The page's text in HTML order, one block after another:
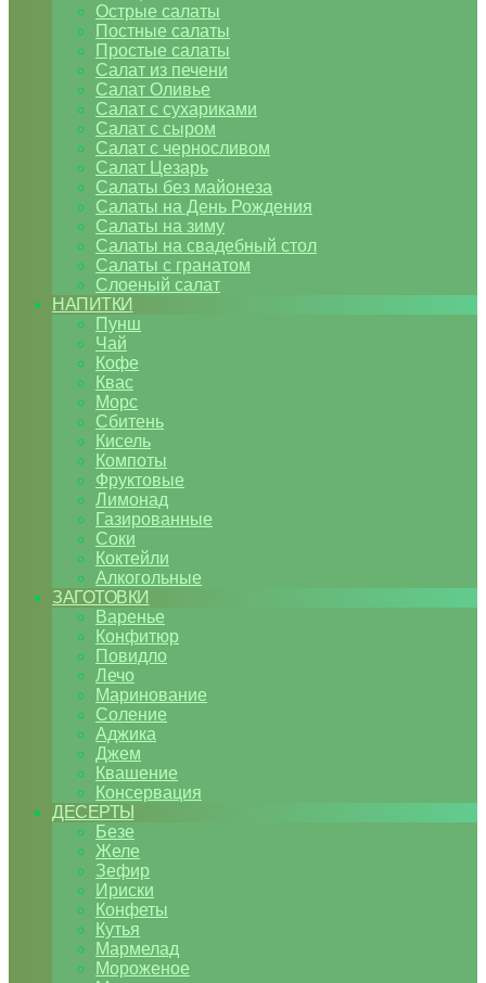
Острые салаты
Постные салаты
Простые салаты
Салат из печени
Салат Оливье
Салат с сухариками
Салат с сыром
Салат с черносливом
Салат Цезарь
Салаты без майонеза
Салаты на День Рождения
Салаты на зиму
Салаты на свадебный стол
Салаты с гранатом
Слоеный салат
НАПИТКИ
Пунш
Чай
Кофе
Квас
Морс
Сбитень
Кисель
Компоты
Фруктовые
Лимонад
Газированные
Соки
Коктейли
Алкогольные
ЗАГОТОВКИ
Варенье
Конфитюр
Повидло
Лечо
Маринование
Соление
Аджика
Джем
Квашение
Консервация
ДЕСЕРТЫ
Безе
Желе
Зефир
Ириски
Конфеты
Кутья
Мармелад
Мороженое